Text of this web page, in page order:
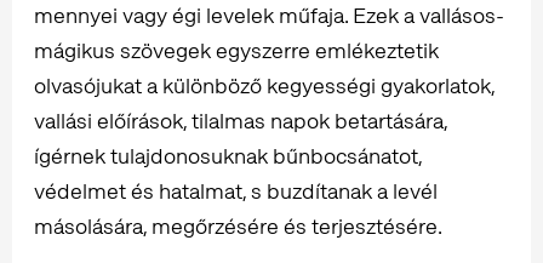
mennyei vagy égi levelek műfaja. Ezek a vallásos-
mágikus szövegek egyszerre emlékeztetik
olvasójukat a különböző kegyességi gyakorlatok,
vallási előírások, tilalmas napok betartására,
ígérnek tulajdonosuknak bűnbocsánatot,
védelmet és hatalmat, s buzdítanak a levél
másolására, megőrzésére és terjesztésére.